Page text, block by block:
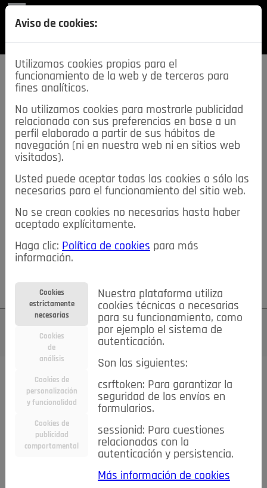
SECCIONES
descarga esta
REVISTA
≡NOTICIAS
NOTICIAS SERVICIOS DE INTERÉS
TABLÓN DE ANUNCIOS MIS ANUNCIOS CONTACTO
NOSOTROS
Su cuenta Regístrese ¿Olvidó su contraseña?
TODAS Deporte Bicicletas Deportes y Ocio
Electrodomésticos
Niños y Bebés Inmobiliaria Construcción y Reformas
Moda Accesorios Ropa Motor
Motor y Accesorios Motos Ocio
Aviso de cookies:
Utilizamos cookies propias para el
funcionamiento de la web y de terceros para
fines analíticos.
No utilizamos cookies para mostrarle publicidad
relacionada con sus preferencias en base a un
perfil elaborado a partir de sus hábitos de
navegación (ni en nuestra web ni en sitios web
visitados).
Usted puede aceptar todas las cookies o sólo las
necesarias para el funcionamiento del sitio web.
No se crean cookies no necesarias hasta haber
aceptado explícitamente.
Haga clic: Política de cookies para más
información.
Cookies
estrictamente
necesarias
Cookies
de
análisis
Cookies de
personalización
y funcionalidad
Cookies de
publicidad
comportamental
Nuestra plataforma utiliza
cookies técnicas o necesarias
para su funcionamiento, como
por ejemplo el sistema de
autenticación.
Son las siguientes:
csrftoken: Para garantizar la
seguridad de los envíos en
formularios.
sessionid: Para cuestiones
relacionadas con la
autenticación y persistencia.
Más información de cookies